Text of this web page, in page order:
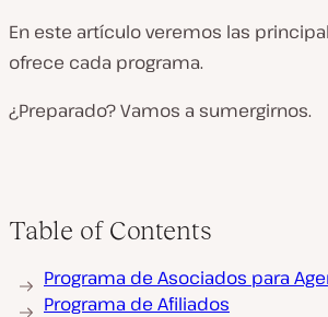
En este artículo veremos las
ofrece cada programa.
¿Preparado? Vamos a sumergirnos.
Table of Contents
Programa de Asociados para
Programa de Afiliados